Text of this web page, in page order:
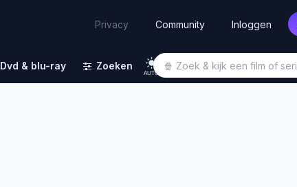
Privacy Community Inloggen
Dvd & blu-ray Zoeken
AUTO